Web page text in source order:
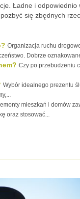
Ładne i
się zbędnych
Organizacja ruchu
Dobrze
Czy po przebudzeniu
Wybór idealnego prezentu
mieszkań i domów
oraz stosować...